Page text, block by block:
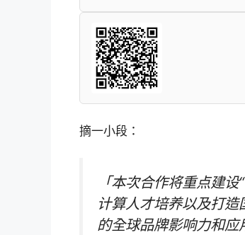
摘一小段：
「本次合作将重点建
计算人才培养以及打
的全球品牌影响力和